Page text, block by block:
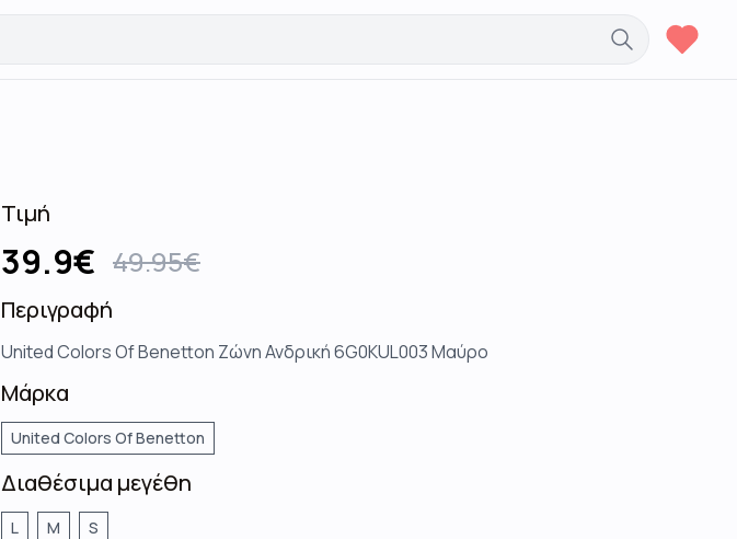
Τιμή
39.9€ 49.95€
Περιγραφή
United Colors Of Benetton Ζώνη Ανδρική 6G0KUL003 Μαύρο
Μάρκα
United Colors Of Benetton
Διαθέσιμα μεγέθη
L M S